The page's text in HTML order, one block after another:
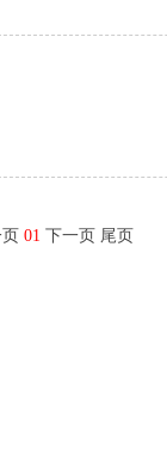
01 下一页 尾页